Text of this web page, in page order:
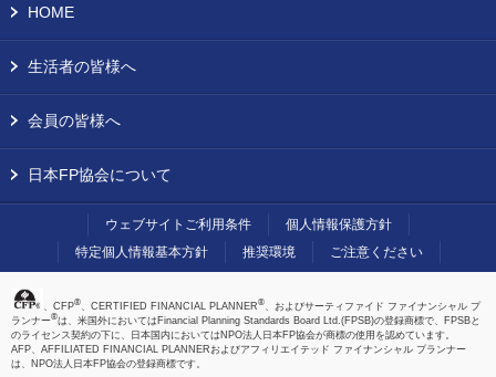
HOME
生活者の皆様へ
会員の皆様へ
日本FP協会について
ウェブサイトご利用条件
個人情報保護方針
特定個人情報基本方針
推奨環境 ご注意ください
、CFP®、CERTIFIED FINANCIAL PLANNER®、およびサーティファイド ファイナンシャル プ
ランナー®は、米国外においてはFinancial Planning Standards Board Ltd.(FPSB)の登録商標で、FPSBと
のライセンス契約の下に、日本国内においてはNPO法人日本FP協会が商標の使用を認めています。
AFP、AFFILIATED FINANCIAL PLANNERおよびアフィリエイテッド ファイナンシャル プランナー
は、NPO法人日本FP協会の登録商標です。